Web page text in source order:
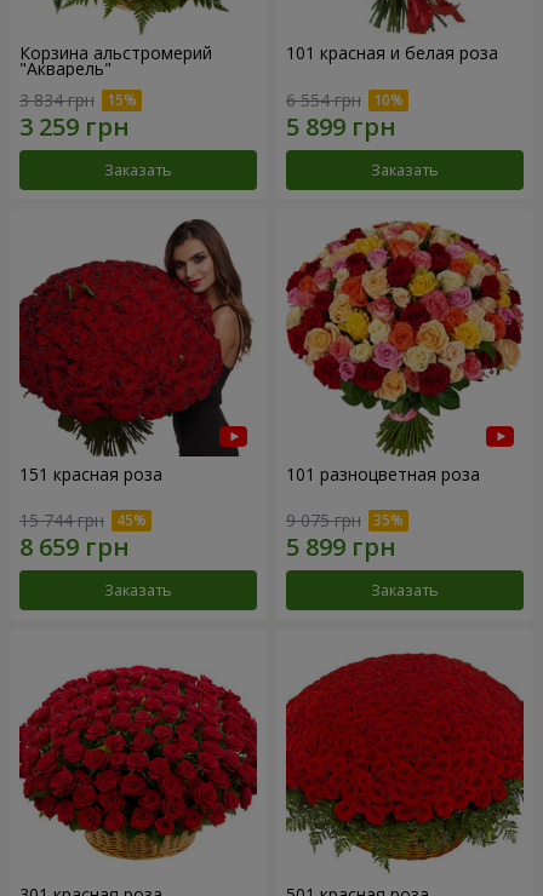
Корзина альстромерий
"Акварель"
3 834 грн
Заказать
101 красная и белая роза
6 554 грн
Заказать
151 красная роза
15 744 грн
Заказать
101 разноцветная роза
9 075 грн
Заказать